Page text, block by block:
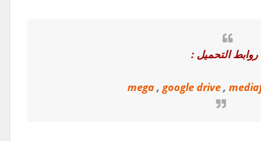
روابط التحميل :
mega, google drive,